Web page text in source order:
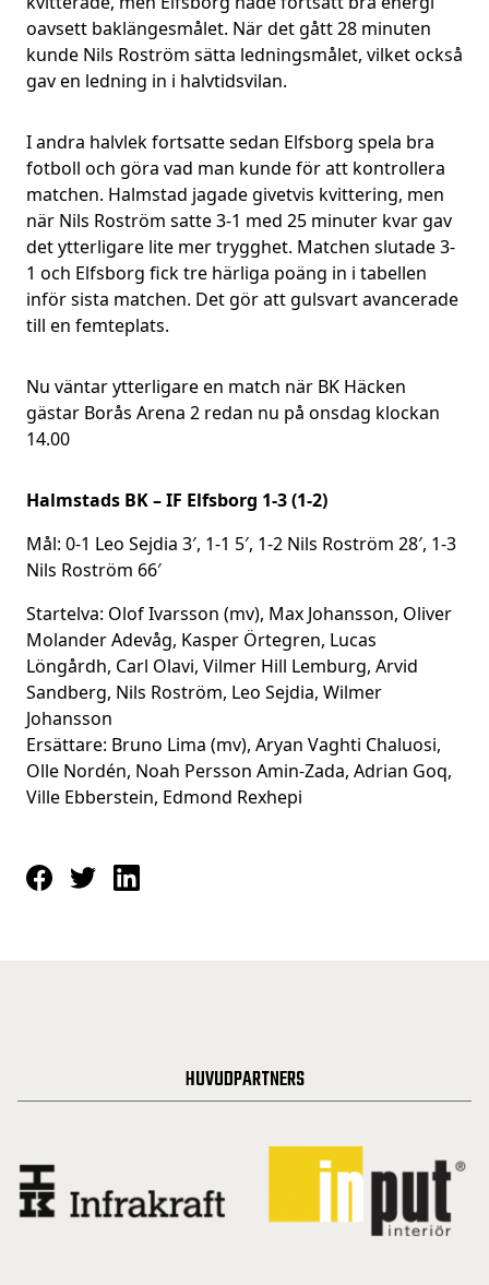
oavsett baklängesmålet. När det gått 28 minuten
kunde Nils Roström sätta ledningsmålet, vilket också
gav en ledning in i halvtidsvilan.
I andra halvlek fortsatte sedan Elfsborg spela bra
fotboll och göra vad man kunde för att kontrollera
matchen. Halmstad jagade givetvis kvittering, men
när Nils Roström satte 3-1 med 25 minuter kvar gav
det ytterligare lite mer trygghet. Matchen slutade 3-
1 och Elfsborg fick tre härliga poäng in i tabellen
inför sista matchen. Det gör att gulsvart avancerade
till en femteplats.
Nu väntar ytterligare en match när BK Häcken
gästar Borås Arena 2 redan nu på onsdag klockan
14.00
Halmstads BK – IF Elfsborg 1-3 (1-2)
Mål: 0-1 Leo Sejdia 3′, 1-1 5′, 1-2 Nils Roström 28′, 1-3
Nils Roström 66′
Startelva: Olof Ivarsson (mv), Max Johansson, Oliver
Molander Adevåg, Kasper Örtegren, Lucas
Löngårdh, Carl Olavi, Vilmer Hill Lemburg, Arvid
Sandberg, Nils Roström, Leo Sejdia, Wilmer
Johansson
Ersättare: Bruno Lima (mv), Aryan Vaghti Chaluosi,
Olle Nordén, Noah Persson Amin-Zada, Adrian Goq,
Ville Ebberstein, Edmond Rexhepi
HUVUDPARTNERS